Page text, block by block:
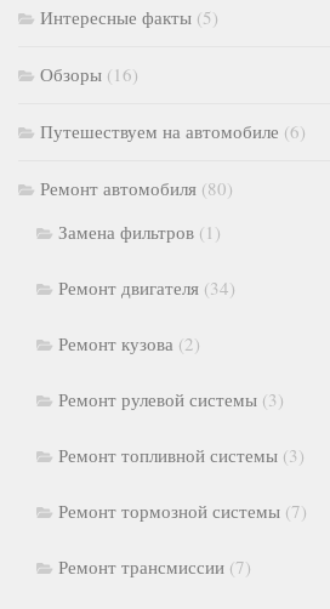
Интересные факты (5)
Обзоры (16)
Путешествуем на автомобиле (6)
Ремонт автомобиля (80)
Замена фильтров (1)
Ремонт двигателя (34)
Ремонт кузова (2)
Ремонт рулевой системы (3)
Ремонт топливной системы (3)
Ремонт тормозной системы (7)
Ремонт трансмиссии (7)